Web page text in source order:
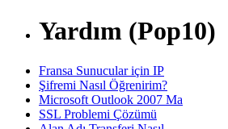
Yardım (Pop10)
Fransa Sunucular için IP
Şifremi Nasıl Öğrenirim?
Microsoft Outlook 2007 Ma
SSL Problemi Çözümü